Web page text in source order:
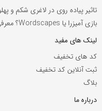
تاثیر پیاده روی در لاغری شکم و
بازی آمیزرا یا Wordscapes؟ معرفی بازی مشابه آمیرزا
لینک های مفید
کد های تخفیف
ثبت آنلاین کد تخفیف
بلاگ
درباره ما